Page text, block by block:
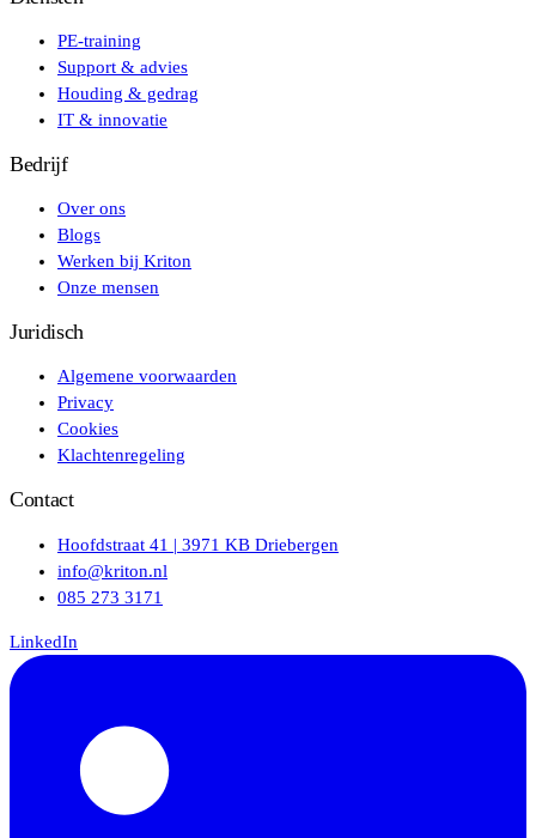
PE-training
Support & advies
Houding & gedrag
IT & innovatie
Bedrijf
Over ons
Blogs
Werken bij Kriton
Onze mensen
Juridisch
Algemene voorwaarden
Privacy
Cookies
Klachtenregeling
Contact
Hoofdstraat 41 | 3971 KB Driebergen
info@kriton.nl
085 273 3171
LinkedIn